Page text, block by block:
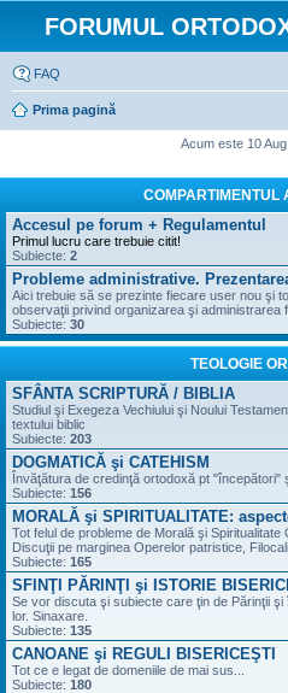
FORUMUL
FAQ
Prima pagină
Acum este 10
COMPARTIMENTUL
Accesul pe forum + Regulamentul
Primul lucru care trebuie citit!
Subiecte: 2
Probleme administrative.
Aici trebuie să se prezinte fiecare user nou şi
observaţii privind organizarea şi administrarea
Subiecte: 30
TEOLOGIE
SFÂNTA SCRIPTURĂ / BIBLIA
Studiul şi Exegeza Vechiului şi Noului
textului biblic
Subiecte: 203
DOGMATICĂ şi CATEHISM
Învăţătura de credinţă ortodoxă pt "începători"
Subiecte: 156
MORALĂ şi SPIRITUALITATE:
Tot felul de probleme de Morală şi Spiritualitate
Discuţii pe marginea Operelor patristice,
Subiecte: 165
SFINŢI PĂRINŢI şi ISTORIE
Se vor discuta şi subiecte care ţin de Părinţii
lor. Sinaxare.
Subiecte: 135
CANOANE şi REGULI BISERICEŞTI
Tot ce e legat de domeniile de mai sus...
Subiecte: 180